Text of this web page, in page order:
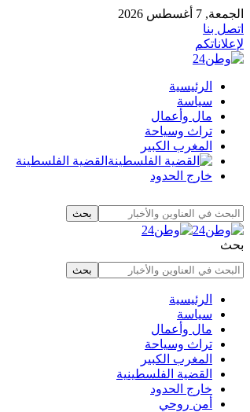
الجمعة, 7 أغسطس 2026
اتصل بنا
لإعلاناتكم
الرئيسية
سياسة
مال وأعمال
تراث وسياحة
المغرب الكبير
القضية الفلسطينة
خارج الحدود
بحث
الرئيسية
سياسة
مال وأعمال
تراث وسياحة
المغرب الكبير
القضية الفلسطينية
خارج الحدود
أمن روحي